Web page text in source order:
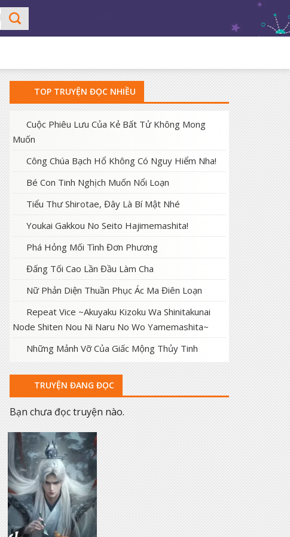
TOP TRUYỆN ĐỌC NHIỀU
Cuộc Phiêu Lưu Của Kẻ Bất Tử Không Mong
Muốn
Công Chúa Bạch Hổ Không Có Nguy Hiểm Nha!
Bé Con Tinh Nghịch Muốn Nổi Loạn
Tiểu Thư Shirotae, Đây Là Bí Mật Nhé
Youkai Gakkou No Seito Hajimemashita!
Phá Hỏng Mối Tình Đơn Phương
Đấng Tối Cao Lần Đầu Làm Cha
Nữ Phản Diện Thuần Phục Ác Ma Điên Loạn
Repeat Vice ~Akuyaku Kizoku Wa Shinitakunai
Node Shiten Nou Ni Naru No Wo Yamemashita~
Những Mảnh Vỡ Của Giấc Mộng Thủy Tinh
TRUYỆN ĐANG ĐỌC
Bạn chưa đọc truyện nào.